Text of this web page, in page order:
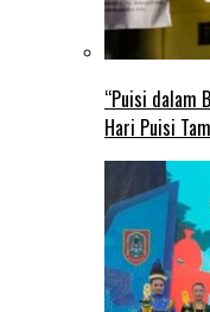
“Puisi dalam
Hari Puisi